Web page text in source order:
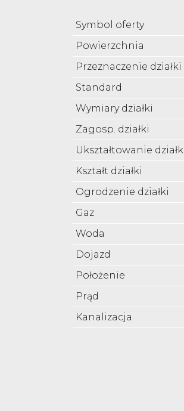
Symbol oferty
Powierzchnia
Przeznaczenie działki
Standard
Wymiary działki
Zagosp. działki
Ukształtowanie
Kształt działki
Ogrodzenie działki
Gaz
Woda
Dojazd
Położenie
Prąd
Kanalizacja